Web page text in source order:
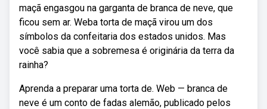
maçã engasgou na garganta de branca de neve, que
ficou sem ar. Weba torta de maçã virou um dos
símbolos da confeitaria dos estados unidos. Mas
você sabia que a sobremesa é originária da terra da
rainha?
Aprenda a preparar uma torta de. Web — branca de
neve é um conto de fadas alemão, publicado pelos